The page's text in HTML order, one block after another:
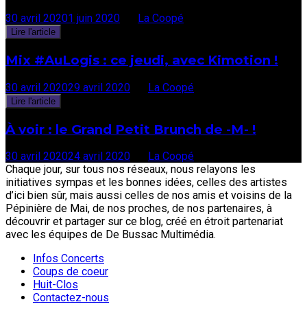
30 avril 20201 juin 2020 La Coopé
Lire l'article
Mix #AuLogis : ce jeudi, avec Kimotion !
30 avril 202029 avril 2020 La Coopé
Lire l'article
À voir : le Grand Petit Brunch de -M- !
30 avril 202024 avril 2020
La Coopé
Chaque jour, sur tous nos réseaux, nous relayons les
initiatives sympas et les bonnes idées, celles des artistes
d’ici bien sûr, mais aussi celles de nos amis et voisins de la
Pépinière de Mai, de nos proches, de nos partenaires, à
découvrir et partager sur ce blog, créé en étroit partenariat
avec les équipes de De Bussac Multimédia.
Infos Concerts
Coups de coeur
Huit-Clos
Contactez-nous